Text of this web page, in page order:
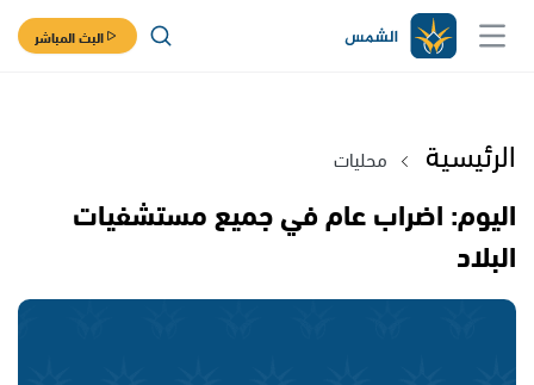
البث المباشر
الرئيسية محليات
اليوم: اضراب عام في جميع مستشفيات
البلاد